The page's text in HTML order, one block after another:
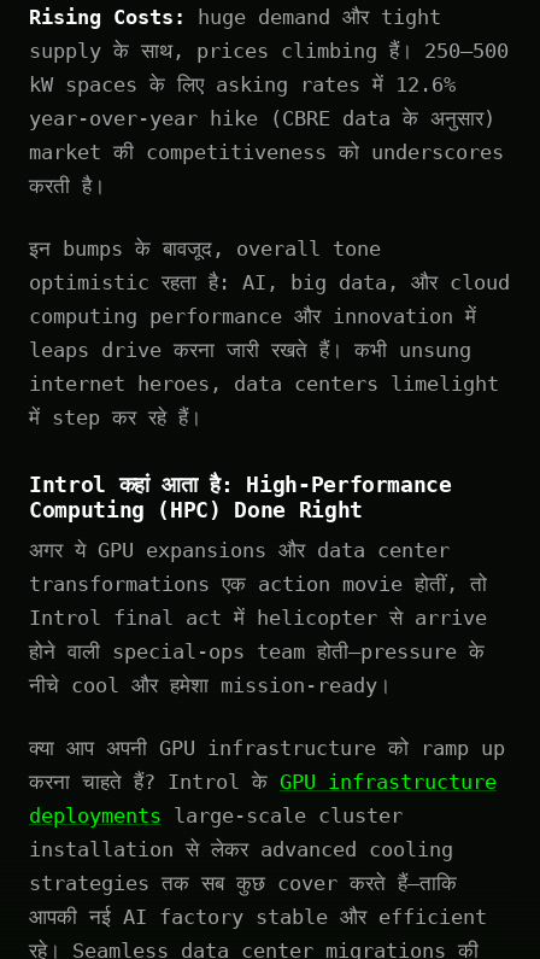
Rising Costs:
huge demand और tight
supply के साथ, prices climbing हैं। 250–500
kW spaces के लिए asking rates में 12.6%
year-over-year hike (CBRE data के अनुसार)
market की competitiveness को underscores
करती है।
इन bumps के बावजूद, overall tone
optimistic रहता है: AI, big data, और cloud
computing performance और innovation में
leaps drive करना जारी रखते हैं। कभी unsung
internet heroes, data centers limelight
में step कर रहे हैं।
Introl कहां आता है: High-Performance
Computing (HPC) Done Right
अगर ये GPU expansions और data center
transformations एक action movie होतीं, तो
Introl final act में helicopter से arrive
होने वाली special-ops team होती—pressure के
नीचे cool और हमेशा mission-ready।
क्या आप अपनी GPU infrastructure को ramp up
करना चाहते हैं? Introl के GPU infrastructure
deployments large-scale cluster
installation से लेकर advanced cooling
strategies तक सब कुछ cover करते हैं—ताकि
आपकी नई AI factory stable और efficient
रहे। Seamless data center migrations की